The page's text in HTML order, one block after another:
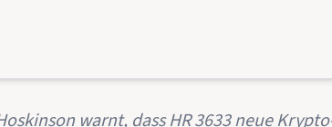
warnt, dass HR 3633 neue